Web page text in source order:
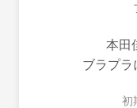
本田
ブラプラ
初